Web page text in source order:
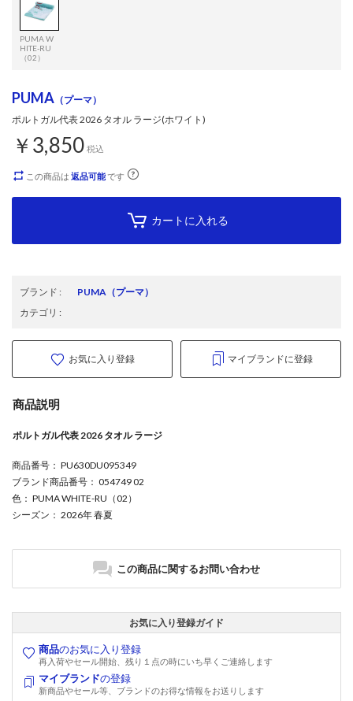
PUMA W
HITE-RU
（02）
PUMA （プーマ）
ポルトガル代表 2026 タオル ラージ(ホワイト)
￥3,850 税込
この商品は 返品可能です
カートに入れる
ブランド : PUMA （プーマ）
カテゴリ :
お気に入り登録 マイブランドに登録
商品説明
ポルトガル代表 2026 タオル ラージ
商品番号 ： PU630DU095349
ブランド商品番号 ： 054749 02
色 ： PUMA WHITE-RU（02）
シーズン ： 2026年 春夏
この商品に関するお問い合わせ
お気に入り登録ガイド
商品のお気に入り登録
再入荷やセール開始、残り１点の時にいち早くご連絡します
マイブランドの登録
新商品やセール等、ブランドのお得な情報をお送りします